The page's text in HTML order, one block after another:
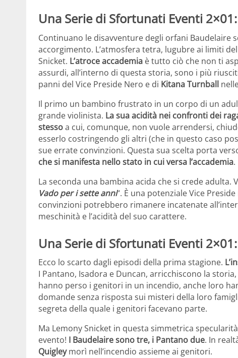
Una Serie di Sfortunati Eventi
Continuano le disavventure degli orfani Baudelaire
accorgimento. L’atmosfera tetra, lugubre ai limiti
Snicket. L’atroce accademia è tutto ciò che non ti
assurdi, all’interno di questa storia, sono i più
panni del Vice Preside Nero e di Kitana Turnball
Il primo un bambino frustrato in un corpo di un
grande violinista. La sua acidità nei confronti dei
stessoa cui, comunque, non vuole arrendersi,
esserlo costringendo gli altri (che in questo caso
sue errate convinzioni. Questa sua scelta porta
che si manifesta nello stato in cui versa l’accademia.
La seconda una bambina acida che si crede adulta.
Vado per i sette anni“. È una potenziale Vice
convinzioni potrebbero rimanere incatenate
meschinità e l’acidità del suo carattere.
Una Serie di Sfortunati Eventi
Ecco lo scarto dagli episodi della prima stagione.
I Pantano, Isadora e Duncan, arricchiscono la
hanno perso i genitori in un incendio, anche loro
domande senza risposta sui misteri della loro
segreta della quale i genitori facevano parte.
Ma Lemony Snicket in questa simmetrica
evento! I Baudelaire sono tre, i Pantano due. In
Quigleymorì nell’incendio assieme ai genitori.